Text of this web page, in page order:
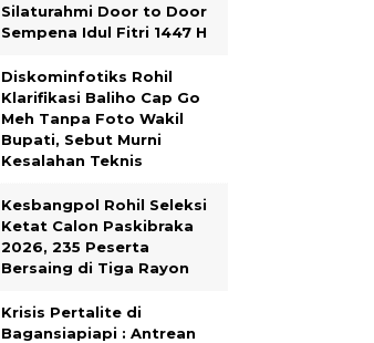
Silaturahmi Door to Door
Sempena Idul Fitri 1447 H
Diskominfotiks Rohil
Klarifikasi Baliho Cap Go
Meh Tanpa Foto Wakil
Bupati, Sebut Murni
Kesalahan Teknis
Kesbangpol Rohil Seleksi
Ketat Calon Paskibraka
2026, 235 Peserta
Bersaing di Tiga Rayon
Krisis Pertalite di
Bagansiapiapi : Antrean